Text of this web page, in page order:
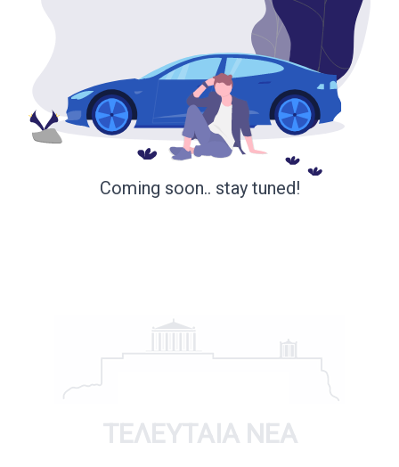
Coming soon.. stay tuned!
ΤΕΛΕΥΤΑΊΑ ΝΈΑ